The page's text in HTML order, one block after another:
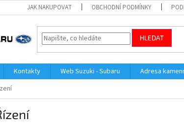
JAK NAKUPOVAT OBCHODNÍ PODMÍNKY
HLEDAT
Kontakty Web Suzuki - Subaru
Adresa